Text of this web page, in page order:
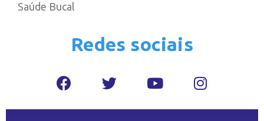
Saúde Bucal
Redes sociais